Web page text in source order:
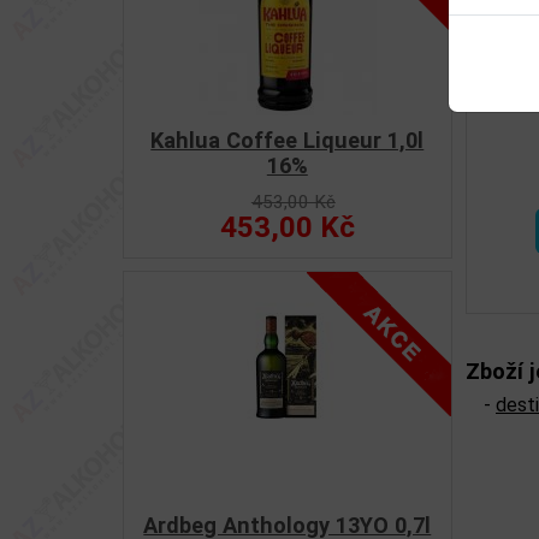
Kahlua Coffee Liqueur 1,0l
16%
453,00 Kč
453,00 Kč
Ardbeg Anthology 13YO 0,7l
Zboží
-